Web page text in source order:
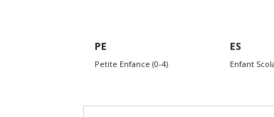
PE
Petite Enfance (0-4)
ES
Enfant